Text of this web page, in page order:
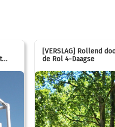
[VERSLAG] Rollend
de Rol 4-Daagse